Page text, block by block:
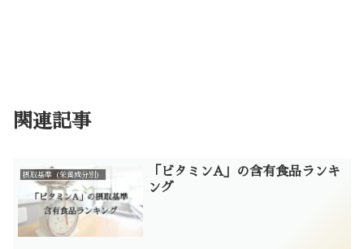
関連記事
摂取基準（栄養成分別）
「ビタミンA」の含有食品ランキ
ング